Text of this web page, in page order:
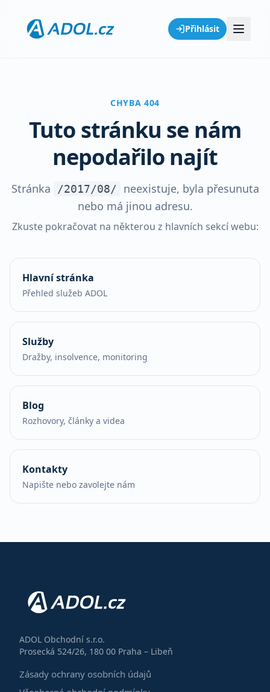
Přihlásit
CHYBA 404
Tuto stránku se nám
nepodařilo najít
Stránka /2017/08/
neexistuje, byla přesunuta
nebo má jinou adresu.
Zkuste pokračovat na některou z hlavních sekcí webu:
Hlavní stránka
Přehled služeb ADOL
Služby
Dražby, insolvence, monitoring
Blog
Rozhovory, články a videa
Kontakty
Napište nebo zavolejte nám
ADOL Obchodní s.r.o.
Prosecká 524/26, 180 00 Praha – Libeň
Zásady ochrany osobních údajů